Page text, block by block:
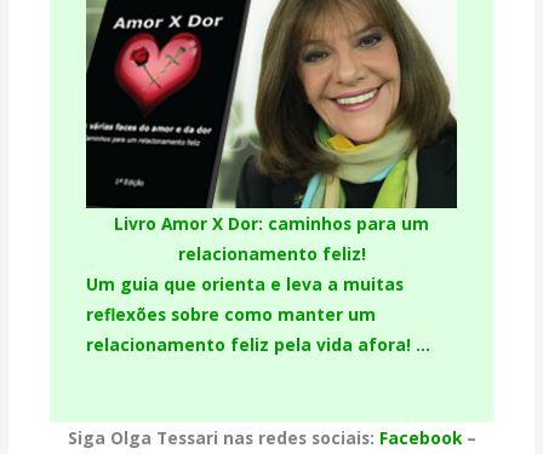
Livro Amor X Dor: caminhos para um
relacionamento feliz!
Um guia que orienta e leva a muitas
reflexões sobre como manter um
relacionamento feliz pela vida afora! …
Siga Olga Tessari nas redes sociais: Facebook–